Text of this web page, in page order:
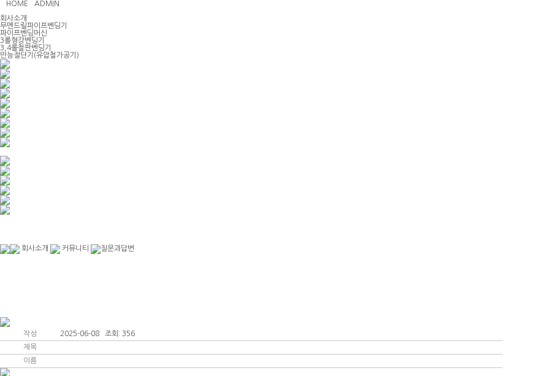
HOME
ADMIN
회사소개
무멘드릴파이프벤딩기
파이프벤딩머신
3롤형강벤딩기
3,4롤철판벤딩기
만능절단기(유압철가공기)
회사소개 커뮤니티 질문과답변
작성
2025-06-08 조회: 356
제목
이름